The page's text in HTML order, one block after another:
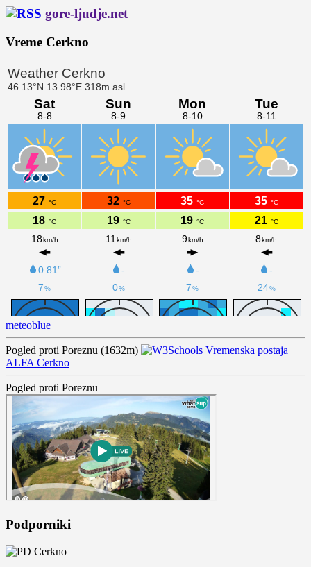
gore-ljudje.net
Vreme Cerkno
meteoblue
Pogled proti Poreznu (1632m)
Vremenska postaja
ALFA Cerkno
Pogled proti Poreznu
Podporniki